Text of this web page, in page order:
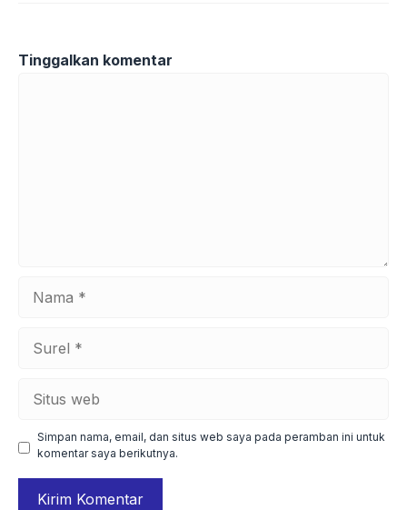
Tinggalkan komentar
web
Simpan nama, email, dan situs web saya pada peramban ini untuk
komentar saya berikutnya.